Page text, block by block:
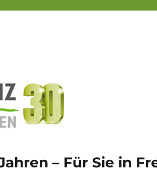
– Für Sie in